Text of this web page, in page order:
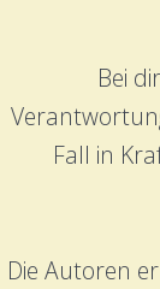
Bei
Fall in
Die Autoren